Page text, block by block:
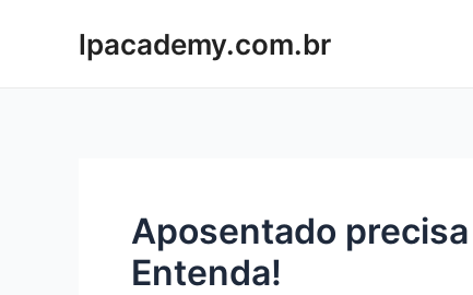
lpacademy.com.br
Aposentado
Entenda!